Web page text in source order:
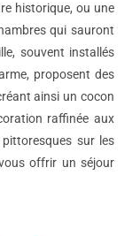
historique, ou une
qui sauront
souvent installés
proposent des
ainsi un cocon
raffinée aux
sur les
offrir un séjour